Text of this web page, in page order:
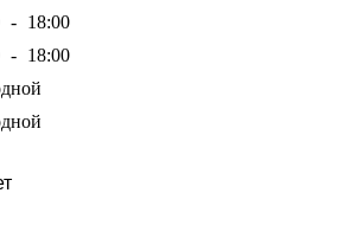
- 18:00
- 18:00